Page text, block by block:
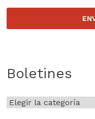
Boletines
Boletines